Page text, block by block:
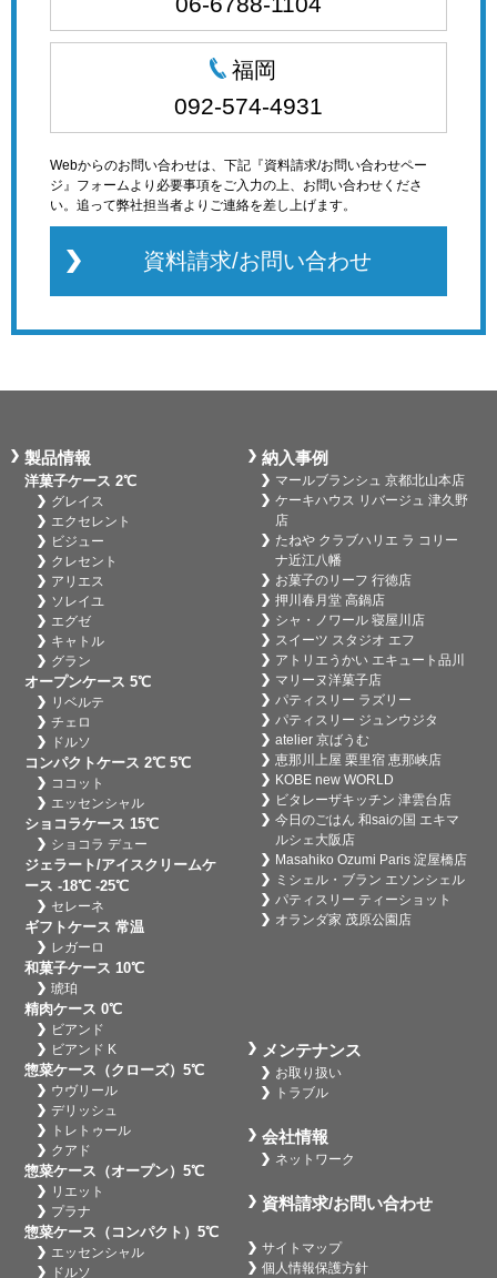
福岡
092-574-4931
Webからのお問い合わせは、下記『資料請求/お問い合わせペー
ジ』フォームより必要事項をご入力の上、お問い合わせくださ
い。追って弊社担当者よりご連絡を差し上げます。
資料請求/お問い合わせ
製品情報
洋菓子ケース 2℃
グレイス
エクセレント
ビジュー
クレセント
アリエス
ソレイユ
エグゼ
キャトル
グラン
オープンケース 5℃
リベルテ
チェロ
ドルソ
コンパクトケース 2℃ 5℃
ココット
エッセンシャル
ショコラケース 15℃
ショコラ デュー
ジェラート/アイスクリームケ
ース -18℃ -25℃
セレーネ
ギフトケース 常温
レガーロ
和菓子ケース 10℃
琥珀
精肉ケース 0℃
ビアンド
ビアンド K
惣菜ケース（クローズ）5℃
ウヴリール
デリッシュ
トレトゥール
クアド
惣菜ケース（オープン）5℃
リエット
プラナ
惣菜ケース（コンパクト）5℃
エッセンシャル
ドルソ
納入事例
マールブランシュ 京都北山本店
ケーキハウス リバージュ 津久野
店
たねや クラブハリエ ラ コリー
ナ近江八幡
お菓子のリーフ 行徳店
押川春月堂 高鍋店
シャ・ノワール 寝屋川店
スイーツ スタジオ エフ
アトリエうかい エキュート品川
マリーヌ洋菓子店
パティスリー ラズリー
パティスリー ジュンウジタ
atelier 京ばうむ
恵那川上屋 栗里宿 恵那峡店
KOBE new WORLD
ビタレーザキッチン 津雲台店
今日のごはん 和saiの国 エキマ
ルシェ大阪店
Masahiko Ozumi Paris 淀屋橋店
ミシェル・ブラン エソンシェル
パティスリー ティーショット
オランダ家 茂原公園店
メンテナンス
お取り扱い
トラブル
会社情報
ネットワーク
資料請求/お問い合わせ
サイトマップ
個人情報保護方針